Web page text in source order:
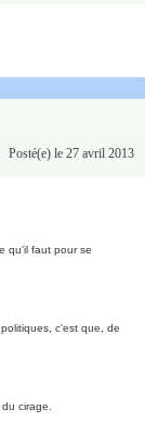
Posté(e) le 27 avril 2013
qu'il faut pour se
c'est que, de
cirage.